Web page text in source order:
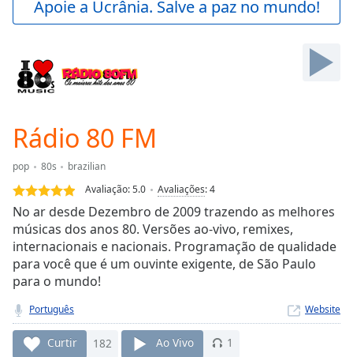
Backward
Skip
Forward
Current
Time0:00
Duration
Loaded:
0.00%
Stream
TypeLIVE
Seek to
live,
currently
behind
live LIVE
Remaining
Time-
Apoie a Ucrânia. Salve a paz no mundo!
Rádio 80 FM
pop 80s
brazilian
Avaliação:5.0 Avaliações:4
No ar desde Dezembro de 2009 trazendo as melhores
músicas dos anos 80. Versões ao-vivo, remixes,
internacionais e nacionais. Programação de qualidade
para você que é um ouvinte exigente, de São Paulo
para o mundo!
Português Website
Curtir 182 Ao Vivo 1